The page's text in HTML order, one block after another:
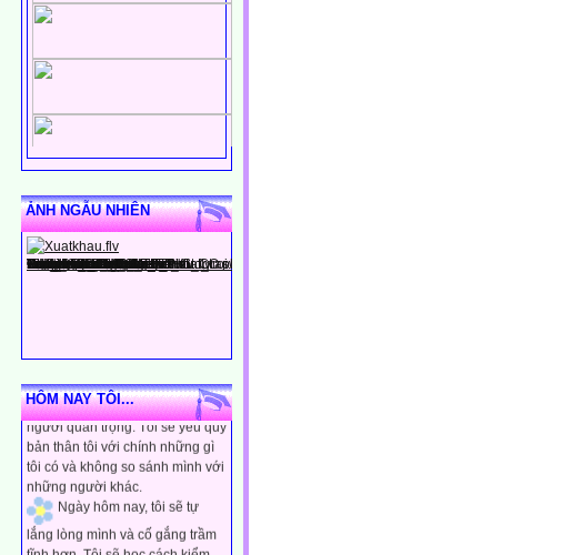
ẢNH NGẪU NHIÊN
HÔM NAY TÔI...
Ngày hôm nay, tôi sẽ tin
rằng mình là người đặc biệt, một
người quan trọng. Tôi sẽ yêu quý
bản thân tôi với chính những gì
tôi có và không so sánh mình với
những người khác.
Ngày hôm nay, tôi sẽ tự
lắng lòng mình và cố gắng trầm
tĩnh hơn. Tôi sẽ học cách kiểm